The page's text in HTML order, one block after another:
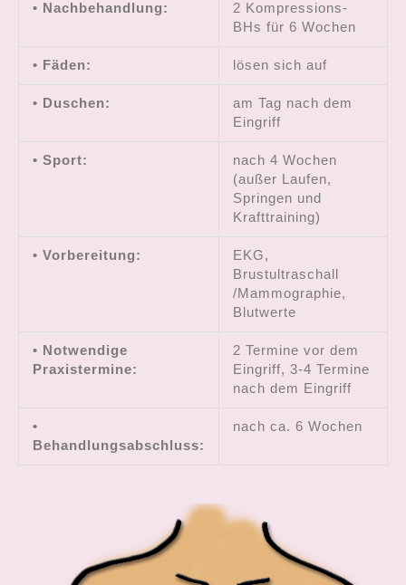
• Nachbehandlung:
2 Kompressions-
BHs für 6 Wochen
• Fäden: lösen sich auf
• Duschen:
am Tag nach dem
Eingriff
• Sport:
nach 4 Wochen
(außer Laufen,
Springen und
Krafttraining)
• Vorbereitung:
EKG,
Brustultraschall
/Mammographie,
Blutwerte
• Notwendige
Praxistermine:
2 Termine vor dem
Eingriff, 3-4 Termine
nach dem Eingriff
•
Behandlungsabschluss:
nach ca. 6 Wochen